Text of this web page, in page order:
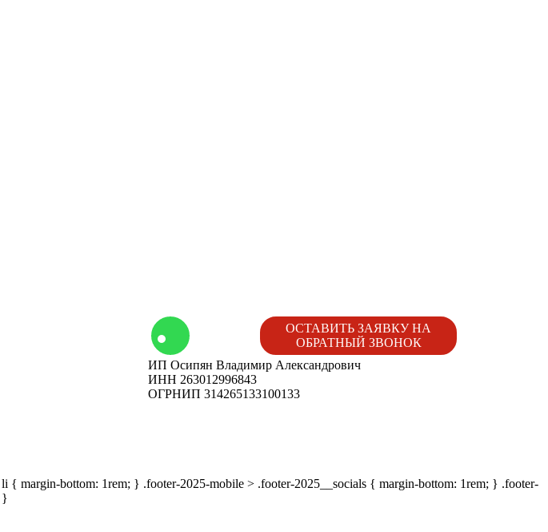
ОСТАВИТЬ ЗАЯВКУ НА
ОБРАТНЫЙ ЗВОНОК
ИП Осипян Владимир Александрович
ИНН 263012996843
ОГРНИП 314265133100133
margin-bottom: 1rem; } .footer-2025-mobile > .footer-2025__socials { margin-bottom: 1rem; } .footer-
}